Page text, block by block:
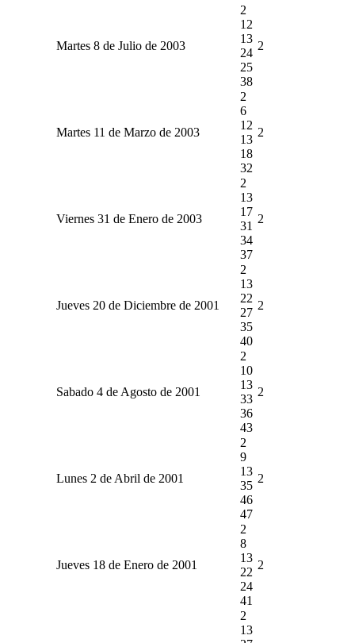
Martes 8 de Julio de 2003
2
12
13
24
25
38
2
Martes 11 de Marzo de 2003
2
6
12
13
18
32
2
Viernes 31 de Enero de 2003
2
13
17
31
34
37
2
Jueves 20 de Diciembre de 2001
2
13
22
27
35
40
2
Sabado 4 de Agosto de 2001
2
10
13
33
36
43
2
Lunes 2 de Abril de 2001
2
9
13
35
46
47
2
Jueves 18 de Enero de 2001
2
8
13
22
24
41
2
2
13